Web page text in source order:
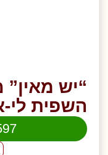
“יש
השפית לי-